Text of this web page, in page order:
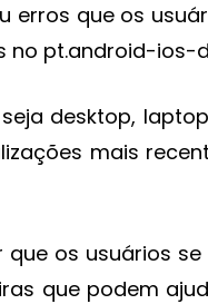
erros que os
no pt.android-
desktop,
mais
os usuários
que podem